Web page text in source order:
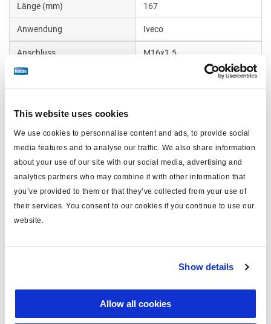
This website uses cookies
We use cookies to personnalise content and ads, to provide social
media features and to analyse our traffic. We also share information
about your use of our site with our social media, advertising and
analytics partners who may combine it with other information that
you’ve provided to them or that they’ve collected from your use of
their services. You consent to our cookies if you continue to use our
website.
Show details
Allow all cookies
Länge (mm) 167
Anwendung Iveco
Anschluss M16x1.5
Anschlussgewinde
Gewicht (kg) 0
Dokumente
Sehen Sie sich alle verwandten Publikationen in unserem